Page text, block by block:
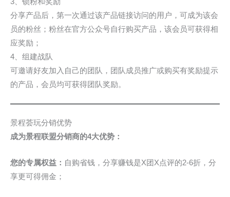
分享产品后，第一次通过该产品链接访问的用户，可成为该会
员的粉丝；粉丝在官方公众号自行购买产品，该会员可获得相
应奖励；
4、组建战队
可邀请好友加入自己的团队，团队成员推广或购买有奖励提示
的产品，会员均可获得团队奖励。
景程荟玩分销优势
成为景程联盟分销商的4大优势：
您的专属权益： 自购省钱，分享赚钱是X团X点评的2-6折，分
享更可得佣金；